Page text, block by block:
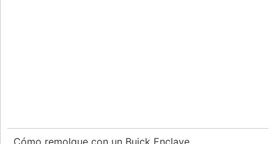
Cómo remolque con un Buick Enclave